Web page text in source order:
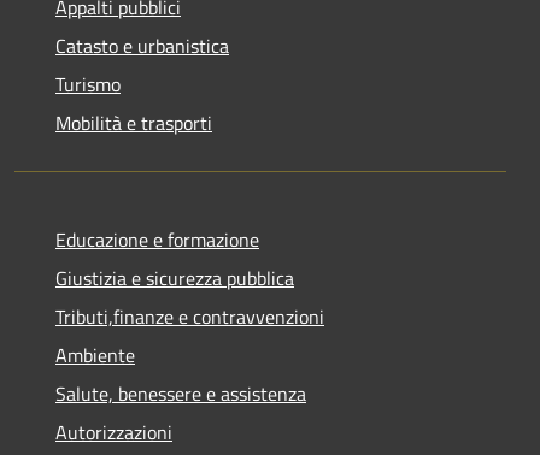
Appalti pubblici
Catasto e urbanistica
Turismo
Mobilità e trasporti
Educazione e formazione
Giustizia e sicurezza pubblica
Tributi,finanze e contravvenzioni
Ambiente
Salute, benessere e assistenza
Autorizzazioni